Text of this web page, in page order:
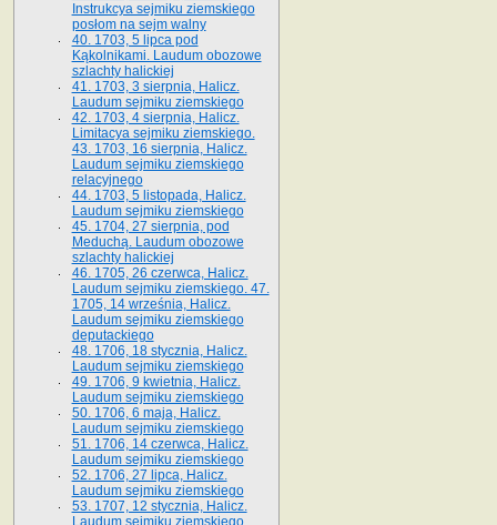
Instrukcya sejmiku ziemskiego
posłom na sejm walny
40. 1703, 5 lipca pod
Kąkolnikami. Laudum obozowe
szlachty halickiej
41­. 1703, 3 sierpnia, Halicz.
Laudum sejmiku ziemskiego
42. 1703, 4 sierpnia, Halicz.
Limitacya sejmiku ziemskiego.
43. 1703, 16 sierpnia, Halicz.
Laudum sejmiku ziemskiego
relacyjnego
44. 1703, 5 listopada, Halicz.
Laudum sejmiku ziemskiego
45. 1704, 27 sierpnia, pod
Meduchą. Laudum obozowe
szlachty halickiej
46. 1705, 26 czerwca, Halicz.
Laudum sejmiku ziemskiego. 47.
1705, 14 września, Halicz.
Laudum sejmiku ziemskiego
deputackiego
48. 1706, 18 stycznia, Halicz.
Laudum sejmiku ziemskiego
49. 1706, 9 kwietnia, Halicz.
Laudum sejmiku ziemskiego
50. 1706, 6 maja, Halicz.
Laudum sejmiku ziemskiego
51. 1706, 14 czerwca, Halicz.
Laudum sejmiku ziemskiego
52. 1706, 27 lipca, Halicz.
Laudum sejmiku ziemskiego
53. 1707, 12 stycznia, Halicz.
Laudum sejmiku ziemskiego